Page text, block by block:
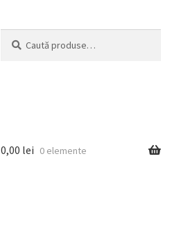
după:
0,00 lei 0 elemente